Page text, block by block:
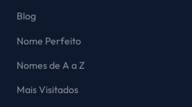
Blog
Nome Perfeito
Nomes de A a Z
Mais Visitados